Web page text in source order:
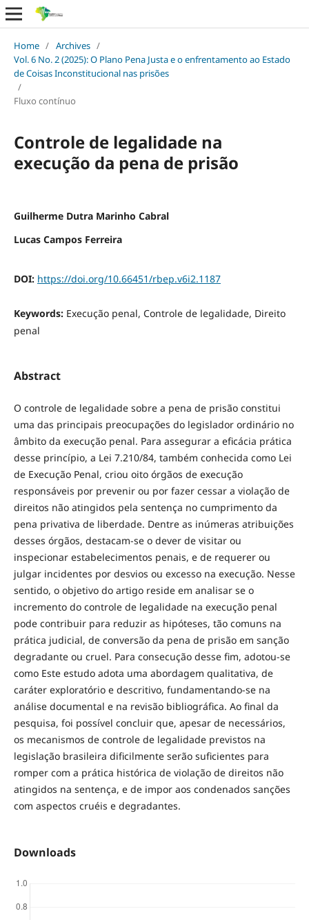
Home / Archives /
Vol. 6 No. 2 (2025): O Plano Pena Justa e o enfrentamento ao Estado
de Coisas Inconstitucional nas prisões
/
Fluxo contínuo
Controle de legalidade na
execução da pena de prisão
Guilherme Dutra Marinho Cabral
Lucas Campos Ferreira
DOI: https://doi.org/10.66451/rbep.v6i2.1187
Keywords: Execução penal, Controle de legalidade, Direito
penal
Abstract
O controle de legalidade sobre a pena de prisão constitui
uma das principais preocupações do legislador ordinário no
âmbito da execução penal. Para assegurar a eficácia prática
desse princípio, a Lei 7.210/84, também conhecida como Lei
de Execução Penal, criou oito órgãos de execução
responsáveis por prevenir ou por fazer cessar a violação de
direitos não atingidos pela sentença no cumprimento da
pena privativa de liberdade. Dentre as inúmeras atribuições
desses órgãos, destacam-se o dever de visitar ou
inspecionar estabelecimentos penais, e de requerer ou
julgar incidentes por desvios ou excesso na execução. Nesse
sentido, o objetivo do artigo reside em analisar se o
incremento do controle de legalidade na execução penal
pode contribuir para reduzir as hipóteses, tão comuns na
prática judicial, de conversão da pena de prisão em sanção
degradante ou cruel. Para consecução desse fim, adotou-se
como Este estudo adota uma abordagem qualitativa, de
caráter exploratório e descritivo, fundamentando-se na
análise documental e na revisão bibliográfica. Ao final da
pesquisa, foi possível concluir que, apesar de necessários,
os mecanismos de controle de legalidade previstos na
legislação brasileira dificilmente serão suficientes para
romper com a prática histórica de violação de direitos não
atingidos na sentença, e de impor aos condenados sanções
com aspectos cruéis e degradantes.
Downloads